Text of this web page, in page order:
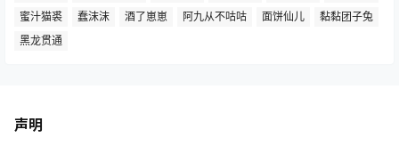
蜜汁猫裘
蠢沫沫 酒了崽崽 阿九从不咕咕 面饼仙儿
黏黏团子兔
黑龙贯通
声明